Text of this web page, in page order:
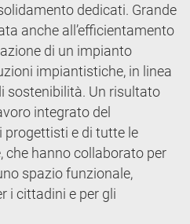
dedicati. Grande
anche all’efficientamento
di un impianto
impiantistiche, in linea
sostenibilità. Un risultato
integrato del
progettisti e di tutte le
hanno collaborato per
spazio funzionale,
i cittadini e per gli